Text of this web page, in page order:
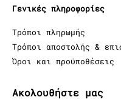
Γενικές πληροφορίες
Τρόποι πληρωμής
Τρόποι αποστολής &
Όροι και προϋποθέσεις
Ακολουθήστε μας